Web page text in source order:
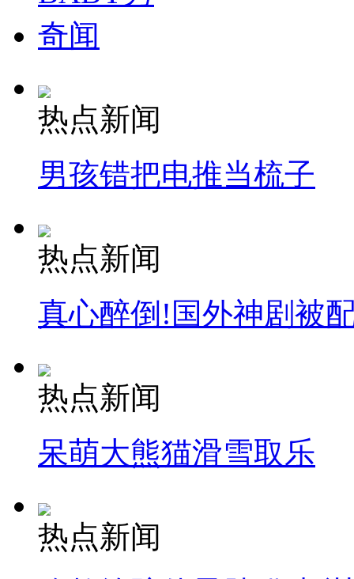
奇闻
热点新闻
男孩错把电推当梳子
热点新闻
真心醉倒!国外神剧被
热点新闻
呆萌大熊猫滑雪取乐
热点新闻